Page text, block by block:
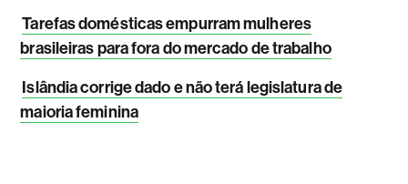
Tarefas domésticas empurram mulheres
brasileiras para fora do mercado de trabalho
Islândia corrige dado e não terá legislatura de
maioria feminina